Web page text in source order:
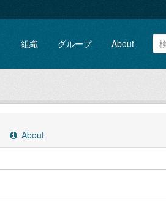
組織 グループ About
About